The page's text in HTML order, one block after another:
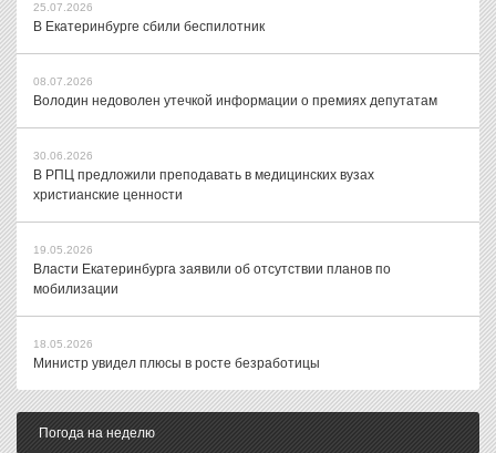
25.07.2026
В Екатеринбурге сбили беспилотник
08.07.2026
Володин недоволен утечкой информации о премиях депутатам
30.06.2026
В РПЦ предложили преподавать в медицинских вузах
христианские ценности
19.05.2026
Власти Екатеринбурга заявили об отсутствии планов по
мобилизации
18.05.2026
Министр увидел плюсы в росте безработицы
Погода на неделю